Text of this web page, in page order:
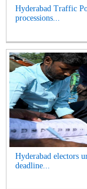
Hyderabad Traffic
processions...
Hyderabad electors
deadline...